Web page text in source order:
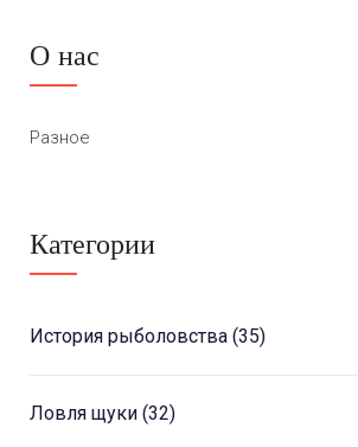
О нас
Разное
Категории
История рыболовства (35)
Ловля щуки (32)